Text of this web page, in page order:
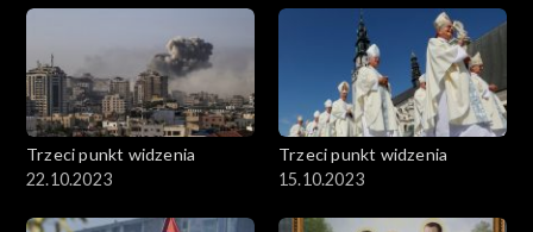
Trzeci punkt widzenia
22.10.2023
Trzeci punkt widzenia
15.10.2023